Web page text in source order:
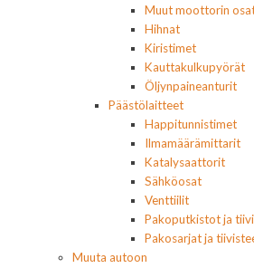
Muut moottorin
Hihnat
Kiristimet
Kauttakulkupyörät
Öljynpaineanturit
Päästölaitteet
Happitunnistimet
Ilmamäärämittarit
Katalysaattorit
Sähköosat
Venttiilit
Pakoputkistot ja
Pakosarjat ja
Muuta autoon